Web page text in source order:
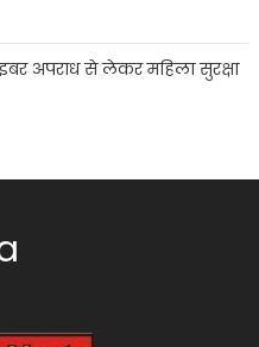
अपराध से लेकर महिला सुरक्षा